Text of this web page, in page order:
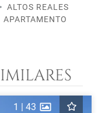
ALTOS REALES
APARTAMENTO
1 | 43